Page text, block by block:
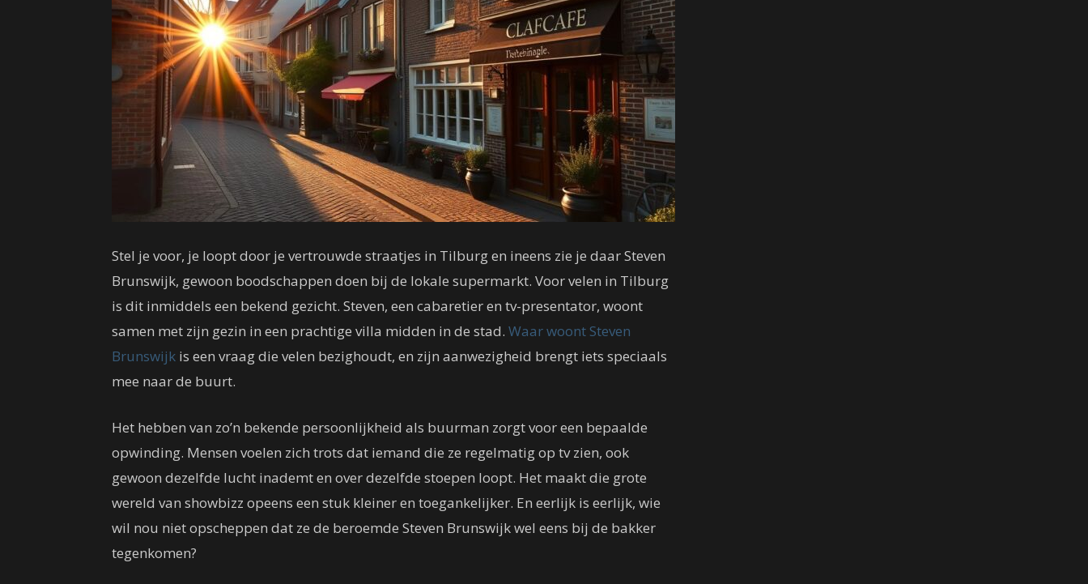
Stel je voor, je loopt door je vertrouwde straatjes in Tilburg en ineens zie je daar Steven
Brunswijk, gewoon boodschappen doen bij de lokale supermarkt. Voor velen in Tilburg
is dit inmiddels een bekend gezicht. Steven, een cabaretier en tv-presentator, woont
samen met zijn gezin in een prachtige villa midden in de stad. Waar woont Steven
Brunswijk is een vraag die velen bezighoudt, en zijn aanwezigheid brengt iets speciaals
mee naar de buurt.
Het hebben van zo’n bekende persoonlijkheid als buurman zorgt voor een bepaalde
opwinding. Mensen voelen zich trots dat iemand die ze regelmatig op tv zien, ook
gewoon dezelfde lucht inademt en over dezelfde stoepen loopt. Het maakt die grote
wereld van showbizz opeens een stuk kleiner en toegankelijker. En eerlijk is eerlijk, wie
wil nou niet opscheppen dat ze de beroemde Steven Brunswijk wel eens bij de bakker
tegenkomen?